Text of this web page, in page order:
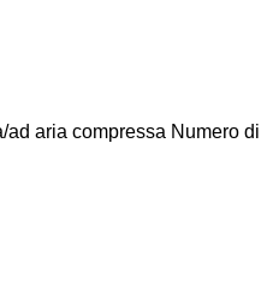
ad aria compressa Numero di